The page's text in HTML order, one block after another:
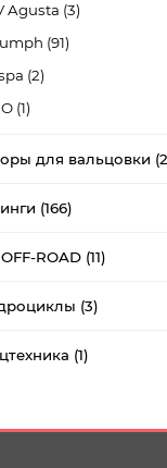
Agusta (3)
(91)
(2)
(1)
для вальцовки
(166)
ROAD (11)
(3)
(1)